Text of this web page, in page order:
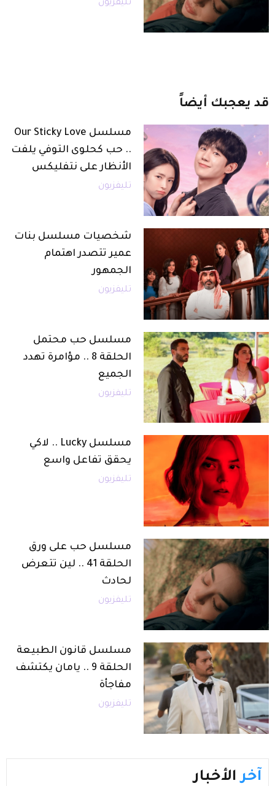
تليفزيون
قد يعجبك أيضاً
مسلسل Our Sticky Love
.. حب كحلوى التوفي يلفت
الأنظار على نتفليكس
تليفزيون
شخصيات مسلسل بنات
عمير تتصدر اهتمام
الجمهور
تليفزيون
مسلسل حب محتمل
الحلقة 8 .. مؤامرة تهدد
الجميع
تليفزيون
مسلسل Lucky .. لاكي
يحقق تفاعل واسع
تليفزيون
مسلسل حب على ورق
الحلقة 41 .. لين تتعرض
لحادث
تليفزيون
مسلسل قانون الطبيعة
الحلقة 9 .. يامان يكتشف
مفاجأة
تليفزيون
آخر الأخبار